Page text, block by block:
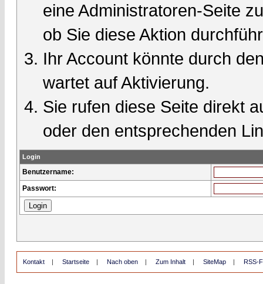
eine Administratoren-Seite
ob Sie diese Aktion
Ihr Account könnte durch
wartet auf Aktivierung.
Sie rufen diese Seite direkt
oder den entsprechenden
Login
Benutzername:
Passwort:
Kontakt | Startseite | Nach oben | Zum Inhalt | SiteMap | RSS-